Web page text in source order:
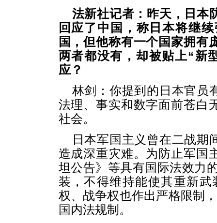
法新社记者：昨天，日本
回应了中国，称日本将继
国，但他称有一个国家拥有
两者都没有，却被贴上“新
应？
林剑：你提到的日本官员
法理、事实和数字面前苍白
社会。
日本军国主义曾在二战期
造成深重灾难。为防止军国
坦公告》等具有国际法效力
装，不得维持能使其重新
权、战争权也作出严格限制
国内法规制。